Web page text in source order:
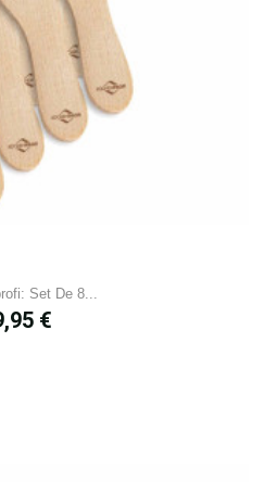
Set De 8...
€